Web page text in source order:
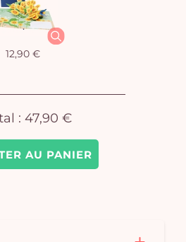
AU PANIER
12,90 €
: 47,90 €